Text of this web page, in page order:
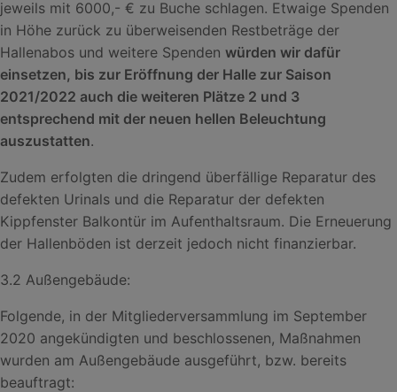
jeweils mit 6000,- € zu Buche schlagen. Etwaige Spenden
in Höhe zurück zu überweisenden Restbeträge der
Hallenabos und weitere Spenden würden wir dafür
einsetzen, bis zur Eröffnung der Halle zur Saison
2021/2022 auch die weiteren Plätze 2 und 3
entsprechend mit der neuen hellen Beleuchtung
auszustatten.
Zudem erfolgten die dringend überfällige Reparatur des
defekten Urinals und die Reparatur der defekten
Kippfenster Balkontür im Aufenthaltsraum. Die Erneuerung
der Hallenböden ist derzeit jedoch nicht finanzierbar.
3.2 Außengebäude:
Folgende, in der Mitgliederversammlung im September
2020 angekündigten und beschlossenen, Maßnahmen
wurden am Außengebäude ausgeführt, bzw. bereits
beauftragt: